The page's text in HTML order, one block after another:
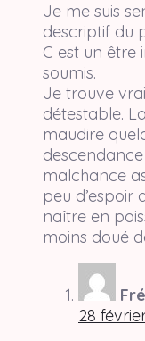
Je me suis
descriptif du
C est un être
soumis.
Je trouve
détestable.
maudire
malchance
peu
naître en
moins doué
28